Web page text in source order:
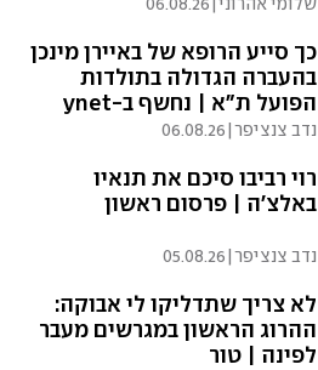
שלומי אהרוני|
06.08.26
כך סייע הרופא של באיירן מינכן
בהעברה הגדולה בתולדות
הפועל ת"א | נחשף ב-ynet
נדב צנציפר|
06.08.26
רוי רביבו סיכם את תנאיו
באלצ'ה | פרסום ראשון
נדב צנציפר|
05.08.26
לא צריך שתדליקו לי אבוקה:
ההרוג הראשון במגרשים מעבר
לפינה | טור